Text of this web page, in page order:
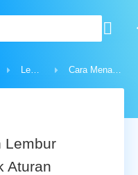
Lembur Cara Menambahkan Lembur secara Massal untuk Aturan Lembur “Nilai Minimal Antara Data Absensi dan Jam Lembur yang Diajukan”
Lembur
Aturan